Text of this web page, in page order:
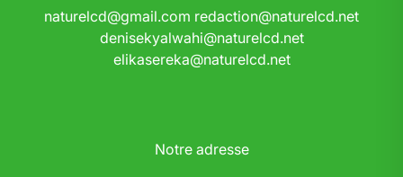
naturelcd@gmail.com redaction@naturelcd.net
denisekyalwahi@naturelcd.net
elikasereka@naturelcd.net
Notre adresse